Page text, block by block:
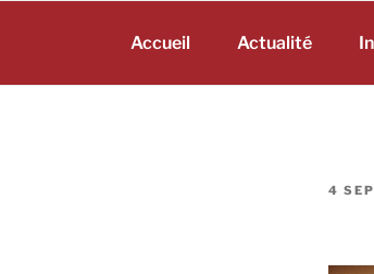
principal
Accueil Actualité
4